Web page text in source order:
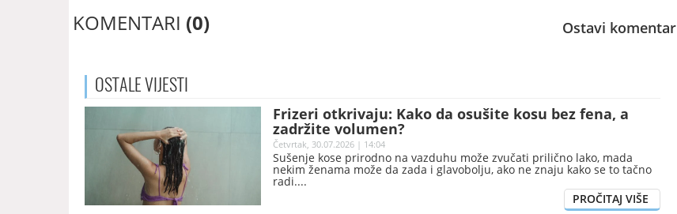
KOMENTARI (0) Ostavi komentar
OSTALEVIJESTI
Frizeri otkrivaju: Kako da osušite kosu bez fena, a
zadržite volumen?
Četvrtak, 30.07.2026 | 14:04
Sušenje kose prirodno na vazduhu može zvučati prilično lako, mada
nekim ženama može da zada i glavobolju, ako ne znaju kako se to tačno
radi.